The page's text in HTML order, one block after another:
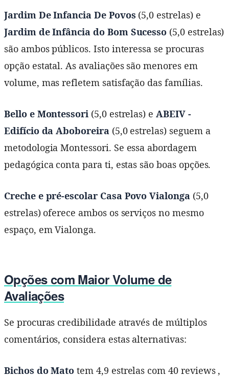
Jardim De Infancia De Povos (5,0 estrelas) e
Jardim de Infância do Bom Sucesso (5,0 estrelas)
são ambos públicos. Isto interessa se procuras
opção estatal. As avaliações são menores em
volume, mas refletem satisfação das famílias.
Bello e Montessori (5,0 estrelas) eABEIV -
Edifício da Aboboreira (5,0 estrelas) seguem a
metodologia Montessori. Se essa abordagem
pedagógica conta para ti, estas são boas opções.
Creche e pré-escolar Casa Povo Vialonga (5,0
estrelas) oferece ambos os serviços no mesmo
espaço, em Vialonga.
Opções com Maior Volume de
Avaliações
Se procuras credibilidade através de múltiplos
comentários, considera estas alternativas:
Bichos do Mato tem 4,9 estrelas com 40 reviews ,